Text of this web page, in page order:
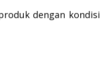
dengan kondisi